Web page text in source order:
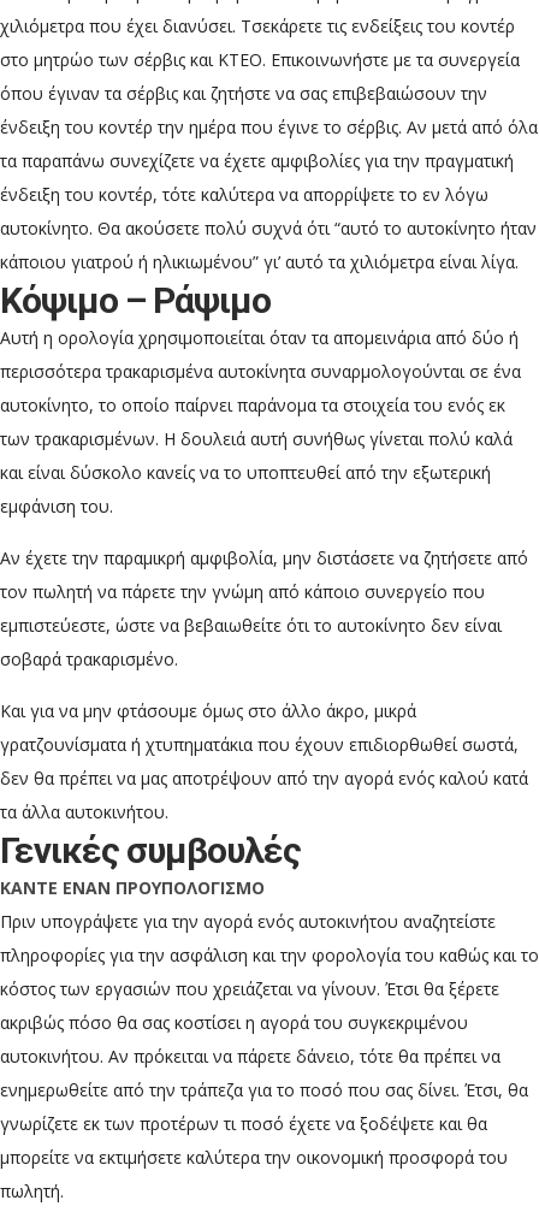
χιλιόμετρα που έχει διανύσει. Τσεκάρετε τις ενδείξεις του κοντέρ
στο μητρώο των σέρβις και ΚΤΕΟ. Επικοινωνήστε με τα συνεργεία
όπου έγιναν τα σέρβις και ζητήστε να σας επιβεβαιώσουν την
ένδειξη του κοντέρ την ημέρα που έγινε το σέρβις. Αν μετά από όλα
τα παραπάνω συνεχίζετε να έχετε αμφιβολίες για την πραγματική
ένδειξη του κοντέρ, τότε καλύτερα να απορρίψετε το εν λόγω
αυτοκίνητο. Θα ακούσετε πολύ συχνά ότι “αυτό το αυτοκίνητο ήταν
κάποιου γιατρού ή ηλικιωμένου” γι’ αυτό τα χιλιόμετρα είναι λίγα.
Κόψιμο – Ράψιμο
Αυτή η ορολογία χρησιμοποιείται όταν τα απομεινάρια από δύο ή
περισσότερα τρακαρισμένα αυτοκίνητα συναρμολογούνται σε ένα
αυτοκίνητο, το οποίο παίρνει παράνομα τα στοιχεία του ενός εκ
των τρακαρισμένων. Η δουλειά αυτή συνήθως γίνεται πολύ καλά
και είναι δύσκολο κανείς να το υποπτευθεί από την εξωτερική
εμφάνιση του.
Αν έχετε την παραμικρή αμφιβολία, μην διστάσετε να ζητήσετε από
τον πωλητή να πάρετε την γνώμη από κάποιο συνεργείο που
εμπιστεύεστε, ώστε να βεβαιωθείτε ότι το αυτοκίνητο δεν είναι
σοβαρά τρακαρισμένο.
Και για να μην φτάσουμε όμως στο άλλο άκρο, μικρά
γρατζουνίσματα ή χτυπηματάκια που έχουν επιδιορθωθεί σωστά,
δεν θα πρέπει να μας αποτρέψουν από την αγορά ενός καλού κατά
τα άλλα αυτοκινήτου.
Γενικές συμβουλές
ΚΑΝΤΕ ΕΝΑΝ ΠΡΟΥΠΟΛΟΓΙΣΜΟ
Πριν υπογράψετε για την αγορά ενός αυτοκινήτου αναζητείστε
πληροφορίες για την ασφάλιση και την φορολογία του καθώς και το
κόστος των εργασιών που χρειάζεται να γίνουν. Έτσι θα ξέρετε
ακριβώς πόσο θα σας κοστίσει η αγορά του συγκεκριμένου
αυτοκινήτου. Αν πρόκειται να πάρετε δάνειο, τότε θα πρέπει να
ενημερωθείτε από την τράπεζα για το ποσό που σας δίνει. Έτσι, θα
γνωρίζετε εκ των προτέρων τι ποσό έχετε να ξοδέψετε και θα
μπορείτε να εκτιμήσετε καλύτερα την οικονομική προσφορά του
πωλητή.